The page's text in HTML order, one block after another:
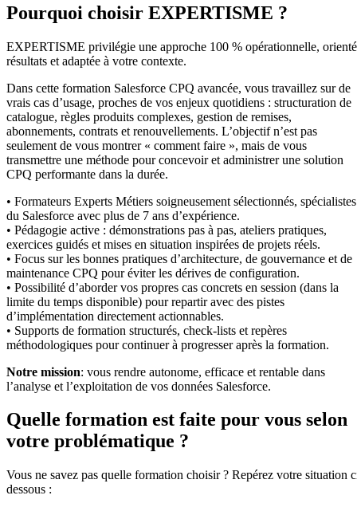
Pourquoi choisir EXPERTISME ?
EXPERTISME privilégie une approche 100 % opérationnelle,
résultats et adaptée à votre contexte.
Dans cette formation Salesforce CPQ avancée, vous travaillez sur de
vrais cas d’usage, proches de vos enjeux quotidiens : structuration de
catalogue, règles produits complexes, gestion de remises,
abonnements, contrats et renouvellements. L’objectif n’est pas
seulement de vous montrer « comment faire », mais de vous
transmettre une méthode pour concevoir et administrer une solution
CPQ performante dans la durée.
• Formateurs Experts Métiers soigneusement sélectionnés, spécialistes
du Salesforce avec plus de 7 ans d’expérience.
• Pédagogie active : démonstrations pas à pas, ateliers pratiques,
exercices guidés et mises en situation inspirées de projets réels.
• Focus sur les bonnes pratiques d’architecture, de gouvernance et de
maintenance CPQ pour éviter les dérives de configuration.
• Possibilité d’aborder vos propres cas concrets en session (dans la
limite du temps disponible) pour repartir avec des pistes
d’implémentation directement actionnables.
• Supports de formation structurés, check-lists et repères
méthodologiques pour continuer à progresser après la formation.
Notre mission: vous rendre autonome, efficace et rentable dans
l’analyse et l’exploitation de vos données Salesforce.
Quelle formation est faite pour vous selon
votre problématique ?
Vous ne savez pas quelle formation choisir ? Repérez votre situation
dessous :